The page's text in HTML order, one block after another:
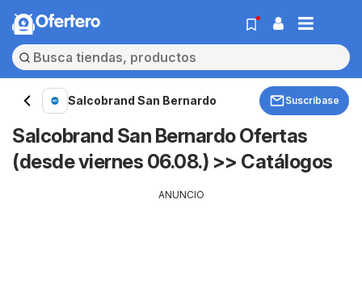
Ofertero
Salcobrand San Bernardo Suscríbase
Salcobrand San Bernardo Ofertas
(desde viernes 06.08.) >> Catálogos
ANUNCIO